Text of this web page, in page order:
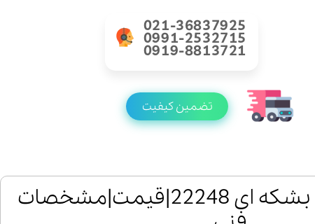
021-36837925
0991-2532715
0919-8813721
تضمین کیفیت
خرید رولبرینگ بشکه ای 22248|قیمت|مشخصات